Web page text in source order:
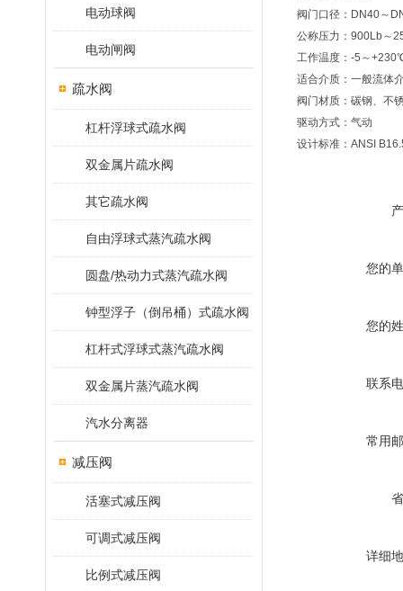
电动球阀
电动闸阀
疏水阀
杠杆浮球式疏水阀
双金属片疏水阀
其它疏水阀
自由浮球式蒸汽疏水阀
圆盘/热动力式蒸汽疏水阀
钟型浮子（倒吊桶）式疏水阀
杠杆式浮球式蒸汽疏水阀
双金属片蒸汽疏水阀
汽水分离器
减压阀
活塞式减压阀
可调式减压阀
比例式减压阀
阀门口径：DN40～
公称压力：900Lb～
工作温度：-5～
适合介质：一般流体
阀门材质：碳钢、不
驱动方式：气动
设计标准：ANSI
您的
您的
联系
常用
详细